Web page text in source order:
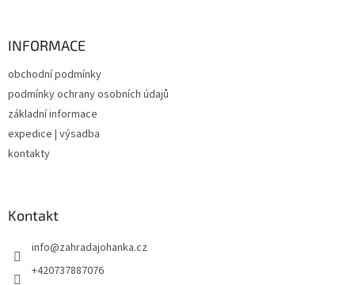
INFORMACE
obchodní podmínky
podmínky ochrany osobních údajů
základní informace
expedice | výsadba
kontakty
Kontakt
info@zahradajohanka.cz
+420737887076